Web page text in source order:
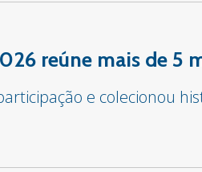
reúne mais de 5
e colecionou